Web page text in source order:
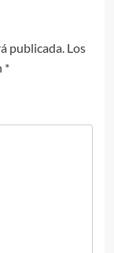
publicada. Los
*